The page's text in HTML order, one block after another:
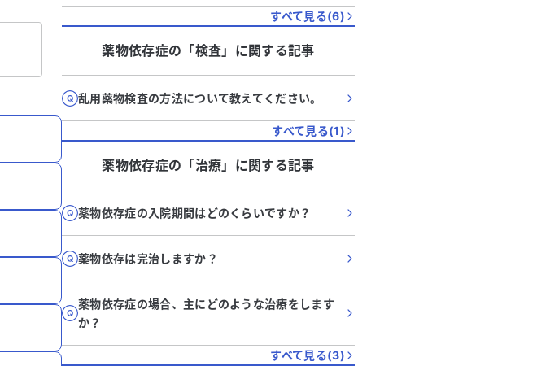
すべて見る(6)
薬物依存症の「検査」に関する記事
乱用薬物検査の方法について教えてください。
すべて見る(1)
薬物依存症の「治療」に関する記事
薬物依存症の入院期間はどのくらいですか？
薬物依存は完治しますか？
薬物依存症の場合、主にどのような治療をします
か？
すべて見る(3)